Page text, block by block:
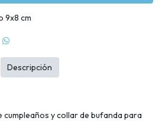
9x8 cm
y collar de bufanda para
Descripción